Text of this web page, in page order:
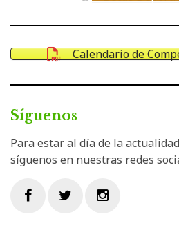
Calendario de
Síguenos
Para estar al día de la
síguenos en nuestras redes